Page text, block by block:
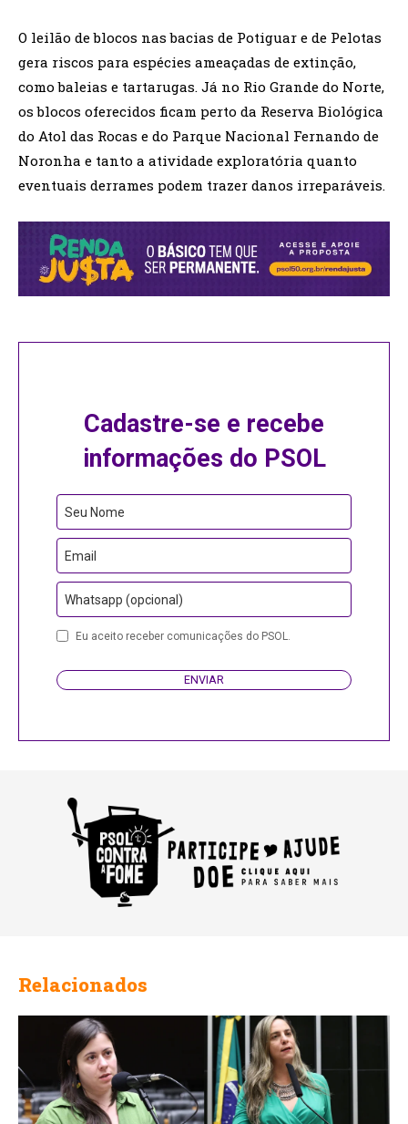
O leilão de blocos nas bacias de Potiguar e de Pelotas
gera riscos para espécies ameaçadas de extinção,
como baleias e tartarugas. Já no Rio Grande do Norte,
os blocos oferecidos ficam perto da Reserva Biológica
do Atol das Rocas e do Parque Nacional Fernando de
Noronha e tanto a atividade exploratória quanto
eventuais derrames podem trazer danos irreparáveis.
Cadastre-se e recebe
informações do PSOL
Seu Nome
Email
Whatsapp (opcional)
Eu aceito receber comunicações do PSOL.
ENVIAR
Relacionados